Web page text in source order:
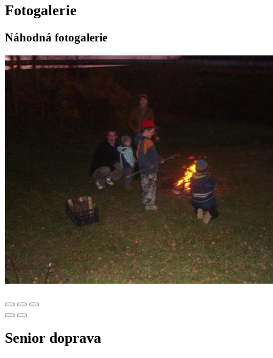
Fotogalerie
Náhodná fotogalerie
Senior doprava